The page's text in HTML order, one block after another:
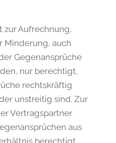
zur Aufrechnung,
Minderung, auch
Gegenansprüche
nur berechtigt,
rechtskräftig
unstreitig sind. Zur
Vertragspartner
aus
berechtigt.